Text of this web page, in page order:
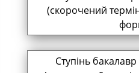
(скорочений
Ступінь